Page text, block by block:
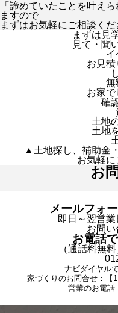
「諦めていたことを叶え
ますので
まずはお気軽にご相談くだ
まずは見
見て・聞
イ
お見積
無
お家で
確
土地
土地
▲土地探し、補助金
お気軽に
お
メールフォ
即日～翌営
お問い
お電話
（通話料無
ナビダイヤル
家づくりのお問合せ：
営業のお電話